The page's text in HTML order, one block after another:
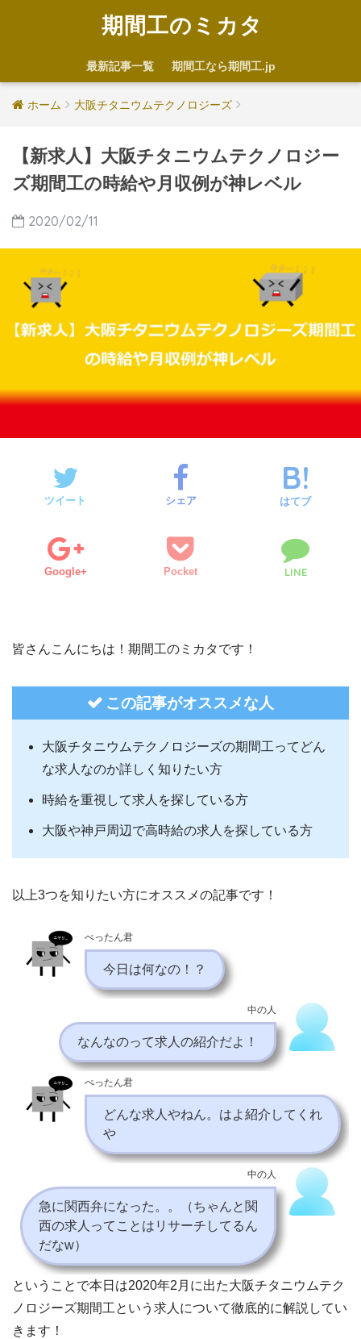
期間工のミカタ
最新記事一覧 期間工なら期間工.jp
ホーム 大阪チタニウムテクノロジーズ
【新求人】大阪チタニウムテクノロジー
ズ期間工の時給や月収例が神レベル
2020/02/11
ツイート シェア はてブ
Google+ Pocket LINE
皆さんこんにちは！期間工のミカタです！
この記事がオススメな人
大阪チタニウムテクノロジーズの期間工ってどん
な求人なのか詳しく知りたい方
時給を重視して求人を探している方
大阪や神戸周辺で高時給の求人を探している方
以上3つを知りたい方にオススメの記事です！
ぺったん君
今日は何なの！？
中の人
なんなのって求人の紹介だよ！
ぺったん君
どんな求人やねん。はよ紹介してくれ
や
中の人
急に関西弁になった。。（ちゃんと関
西の求人ってことはリサーチしてるん
だなw）
ということで本日は2020年2月に出た大阪チタニウムテク
ノロジーズ期間工という求人について徹底的に解説してい
きます！